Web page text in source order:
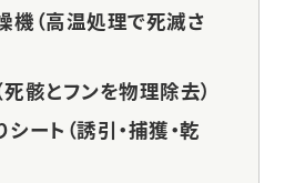
（高温処理で死滅さ
骸とフンを物理除去）
ート（誘引・捕獲・乾